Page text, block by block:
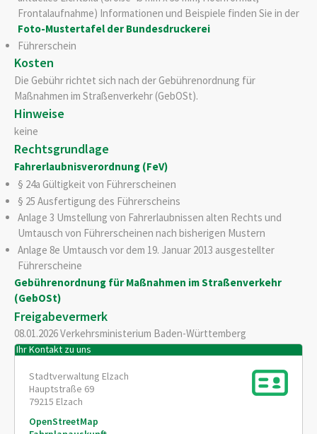
Frontalaufnahme) Informationen und Beispiele finden Sie in der
Foto-Mustertafel der Bundesdruckerei
Führerschein
Kosten
Die Gebühr richtet sich nach der Gebührenordnung für
Maßnahmen im Straßenverkehr (GebOSt).
Hinweise
keine
Rechtsgrundlage
Fahrerlaubnisverordnung (FeV)
§ 24a Gültigkeit von Führerscheinen
§ 25 Ausfertigung des Führerscheins
Anlage 3 Umstellung von Fahrerlaubnissen alten Rechts und
Umtausch von Führerscheinen nach bisherigen Mustern
Anlage 8e Umtausch vor dem 19. Januar 2013 ausgestellter
Führerscheine
Gebührenordnung für Maßnahmen im Straßenverkehr
(GebOSt)
Freigabevermerk
08.01.2026 Verkehrsministerium Baden-Württemberg
Ihr Kontakt zu uns
Stadtverwaltung Elzach
Hauptstraße 69
79215 Elzach
OpenStreetMap